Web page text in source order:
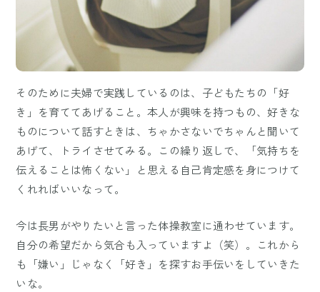
そのために夫婦で実践しているのは、子どもたちの「好
き」を育ててあげること。本人が興味を持つもの、好きな
ものについて話すときは、ちゃかさないでちゃんと聞いて
あげて、トライさせてみる。この繰り返しで、「気持ちを
伝えることは怖くない」と思える自己肯定感を身につけて
くれればいいなって。
今は長男がやりたいと言った体操教室に通わせています。
自分の希望だから気合も入っていますよ（笑）。これから
も「嫌い」じゃなく「好き」を探すお手伝いをしていきた
いな。